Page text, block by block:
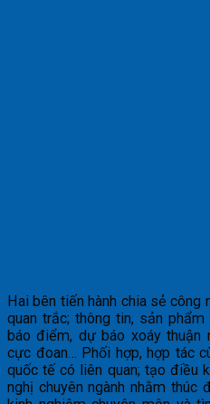
Hai bên tiến hành chia sẻ công
quan trắc; thông tin, sản
báo điểm, dự báo xoáy
cực đoan… Phối hợp, hợp tác
quốc tế có liên quan; tạo điều
nghị chuyên ngành nhằm